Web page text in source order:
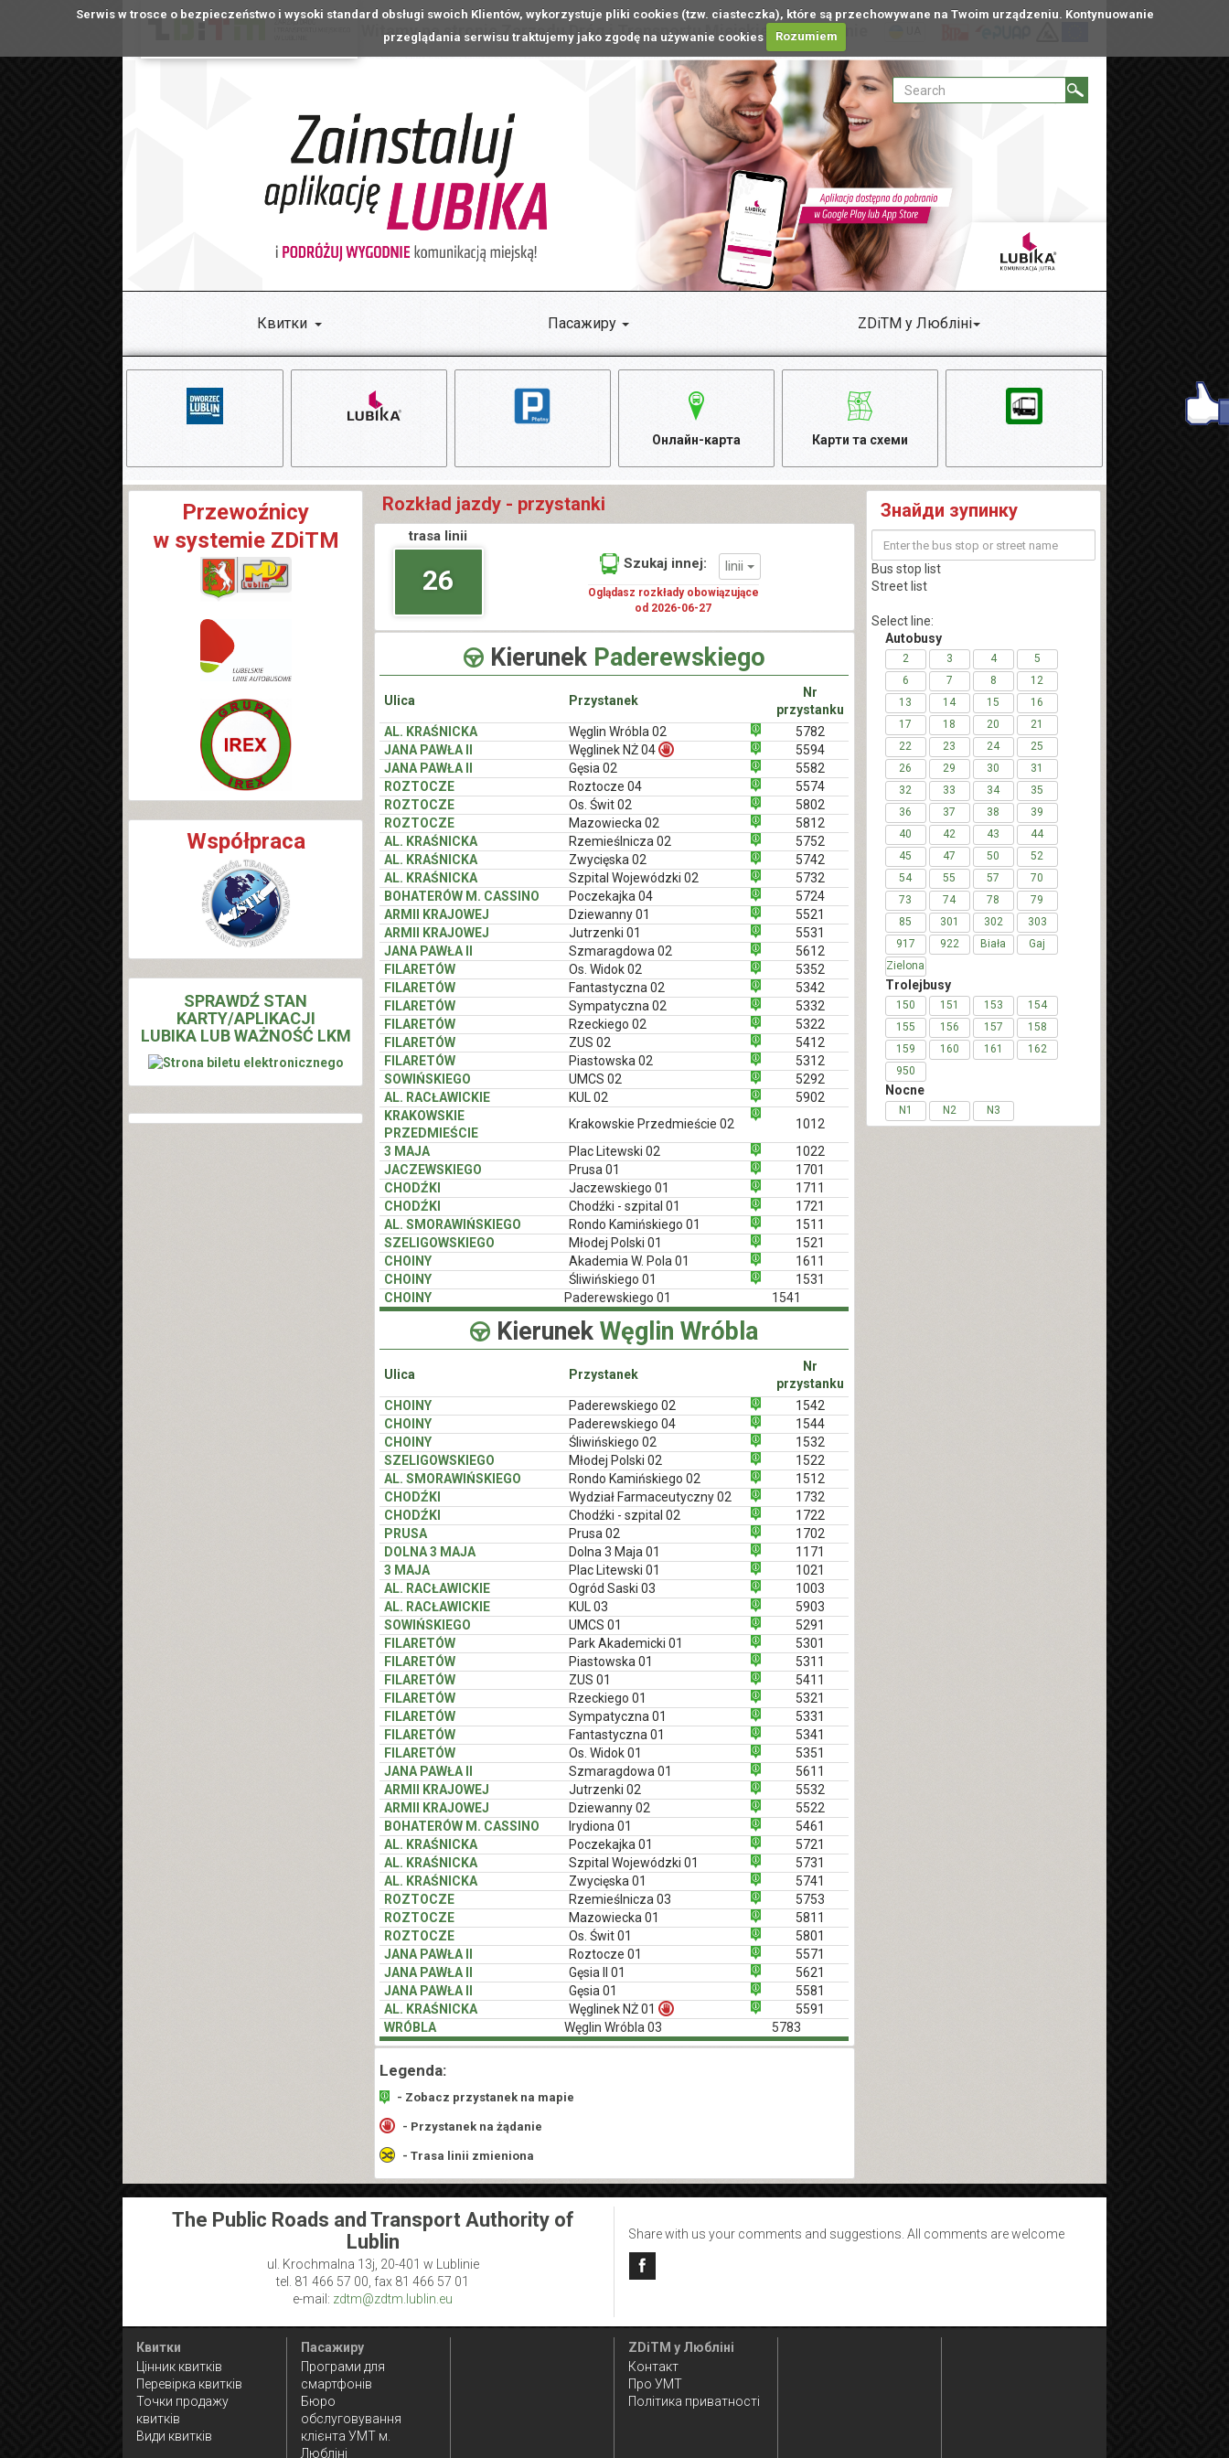
Serwis w trosce o bezpieczeństwo i wysoki standard obsługi swoich Klientów, wykorzystuje pliki cookies (tzw. ciasteczka), które są przechowywane na Twoim urządzeniu. Kontynuowanie
przeglądania serwisu traktujemy jako zgodę na używanie cookies
Rozumiem
Witamy na stronie Zarządu Dróg i Transportu Miejskiego w Lublinie
Квитки Пасажиру ZDiTM у Любліні
Онлайн-карта Карти та схеми
Przewoźnicy
w systemie ZDiTM
Współpraca
SPRAWDŹ STAN
KARTY/APLIKACJI
LUBIKA LUB WAŻNOŚĆ LKM
Rozkład jazdy - przystanki
trasa linii
26
Szukaj innej: linii
Oglądasz rozkłady obowiązujące
od 2026-06-27
Kierunek Paderewskiego
Ulica Przystanek
Nr
przystanku
AL. KRAŚNICKA
Węglin Wróbla 02
5782
JANA PAWŁA II
Węglinek NŻ 04
5594
JANA PAWŁA II
Gęsia 02
5582
ROZTOCZE
Roztocze 04
5574
ROZTOCZE
Os. Świt 02
5802
ROZTOCZE
Mazowiecka 02
5812
AL. KRAŚNICKA
Rzemieślnicza 02
5752
AL. KRAŚNICKA
Zwycięska 02
5742
AL. KRAŚNICKA
Szpital Wojewódzki 02
5732
BOHATERÓW M. CASSINO
Poczekajka 04
5724
ARMII KRAJOWEJ
Dziewanny 01
5521
ARMII KRAJOWEJ
Jutrzenki 01
5531
JANA PAWŁA II
Szmaragdowa 02
5612
FILARETÓW
Os. Widok 02
5352
FILARETÓW
Fantastyczna 02
5342
FILARETÓW
Sympatyczna 02
5332
FILARETÓW
Rzeckiego 02
5322
FILARETÓW
ZUS 02
5412
FILARETÓW
Piastowska 02
5312
SOWIŃSKIEGO
UMCS 02
5292
AL. RACŁAWICKIE
KUL 02
5902
KRAKOWSKIE
PRZEDMIEŚCIE
Krakowskie Przedmieście 02
1012
3 MAJA
Plac Litewski 02
1022
JACZEWSKIEGO
Prusa 01
1701
CHODŹKI
Jaczewskiego 01
1711
CHODŹKI
Chodźki - szpital 01
1721
AL. SMORAWIŃSKIEGO
Rondo Kamińskiego 01
1511
SZELIGOWSKIEGO
Młodej Polski 01
1521
CHOINY
Akademia W. Pola 01
1611
CHOINY
Śliwińskiego 01
1531
CHOINY
Paderewskiego 01 1541
KierunekWęglin Wróbla
Ulica Przystanek
Nr
przystanku
CHOINY
Paderewskiego 02
1542
CHOINY
Paderewskiego 04
1544
CHOINY
Śliwińskiego 02
1532
SZELIGOWSKIEGO
Młodej Polski 02
1522
AL. SMORAWIŃSKIEGO
Rondo Kamińskiego 02
1512
CHODŹKI
Wydział Farmaceutyczny 02
1732
CHODŹKI
Chodźki - szpital 02
1722
PRUSA
Prusa 02
1702
DOLNA 3 MAJA
Dolna 3 Maja 01
1171
3 MAJA
Plac Litewski 01
1021
AL. RACŁAWICKIE
Ogród Saski 03
1003
AL. RACŁAWICKIE
KUL 03
5903
SOWIŃSKIEGO
UMCS 01
5291
FILARETÓW
Park Akademicki 01
5301
FILARETÓW
Piastowska 01
5311
FILARETÓW
ZUS 01
5411
FILARETÓW
Rzeckiego 01
5321
FILARETÓW
Sympatyczna 01
5331
FILARETÓW
Fantastyczna 01
5341
FILARETÓW
Os. Widok 01
5351
JANA PAWŁA II
Szmaragdowa 01
5611
ARMII KRAJOWEJ
Jutrzenki 02
5532
ARMII KRAJOWEJ
Dziewanny 02
5522
BOHATERÓW M. CASSINO
Irydiona 01
5461
AL. KRAŚNICKA
Poczekajka 01
5721
AL. KRAŚNICKA
Szpital Wojewódzki 01
5731
AL. KRAŚNICKA
Zwycięska 01
5741
ROZTOCZE
Rzemieślnicza 03
5753
ROZTOCZE
Mazowiecka 01
5811
ROZTOCZE
Os. Świt 01
5801
JANA PAWŁA II
Roztocze 01
5571
JANA PAWŁA II
Gęsia II 01
5621
JANA PAWŁA II
Gęsia 01
5581
AL. KRAŚNICKA
Węglinek NŻ 01
5591
WRÓBLA
Węglin Wróbla 03 5783
Legenda:
- Zobacz przystanek na mapie
- Przystanek na żądanie
- Trasa linii zmieniona
Знайди зупинку
Bus stop list
Street list
Select line:
Autobusy
2 3 4
5
6
7 8
12
13
14 15
16
17
18 20
21
22
23 24
25
26
29 30
31
32
33 34
35
36
37 38
39
40
42 43
44
45
47 50
52
54
55 57
70
73
74 78
79
85
301 302
303
917
922 Biała
Gaj
Zielona
Trolejbusy
150 151 153
154
155
156 157
158
159
160 161
162
950
Nocne
N1 N2 N3
The Public Roads and Transport Authority of
Lublin
ul. Krochmalna 13j, 20-401 w Lublinie
tel. 81 466 57 00, fax 81 466 57 01
e-mail: zdtm@zdtm.lublin.eu
Share with us your comments and suggestions. All comments are welcome
Квитки
Цінник квитків
Перевірка квитків
Точки продажу
квитків
Види квитків
Пасажиру
Програми для
смартфонів
Бюро
обслуговування
клієнта УМТ м.
Любліні
ZDiTM у Любліні
Контакт
Про УМТ
Політика приватності